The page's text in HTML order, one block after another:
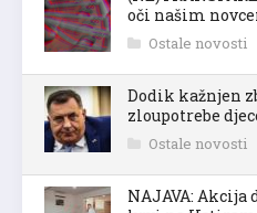
oči našim
Ostale novosti
Dodik kažnjen
zloupotrebe
Ostale novosti
NAJAVA: